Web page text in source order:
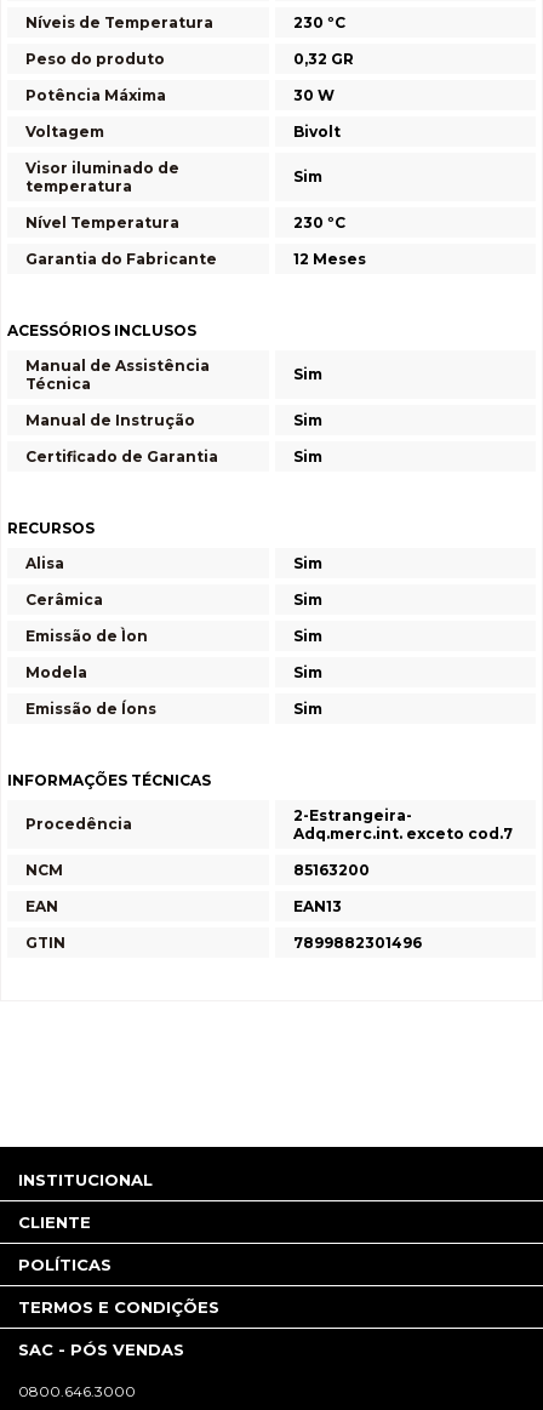
Níveis de Temperatura
230 ºC
Peso do produto
0,32 GR
Potência Máxima
30 W
Voltagem
Bivolt
Visor iluminado de
temperatura
Sim
Nível Temperatura
230 ºC
Garantia do Fabricante
12 Meses
ACESSÓRIOS INCLUSOS
Manual de Assistência
Técnica
Sim
Manual de Instrução
Sim
Certificado de Garantia
Sim
RECURSOS
Alisa
Sim
Cerâmica
Sim
Emissão de Ìon
Sim
Modela
Sim
Emissão de Íons
Sim
INFORMAÇÕES TÉCNICAS
Procedência
2-Estrangeira-
Adq.merc.int. exceto cod.7
NCM
85163200
EAN
EAN13
GTIN
7899882301496
INSTITUCIONAL
CLIENTE
POLÍTICAS
TERMOS E CONDIÇÕES
SAC - PÓS VENDAS
0800.646.3000